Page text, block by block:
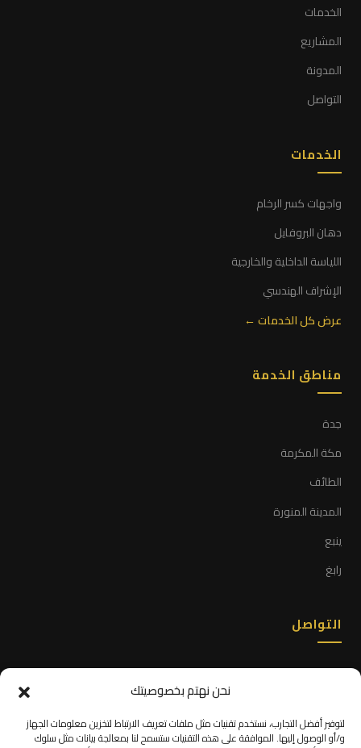
نحن نهتم بخصوصيتك
لتوفير أفضل التجارب، نستخدم تقنيات مثل ملفات تعريف الارتباط لتخزين معلومات الجهاز
و/أو الوصول إليها. الموافقة على هذه التقنيات ستسمح لنا بمعالجة بيانات مثل سلوك
الخدمات
المشاريع
المدونة
التواصل
الخدمات
واجهات كسر الرخام
دهان البروفايل
اللياسة الداخلية والخارجية
الإشراف الهندسي
عرض كل الخدمات ←
مناطق الخدمة
جدة
مكة المكرمة
الطائف
المدينة المنورة
ينبع
رابغ
التواصل
+966 53 666 6765
واتساب فوري ←